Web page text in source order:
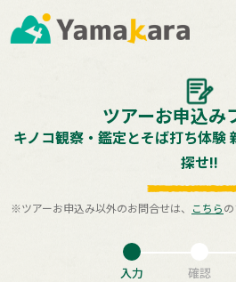
ツアーお申込み
キノコ観察・鑑定とそば打ち体験
探せ!!
※ツアーお申込み以外のお問合せは、 こちら
入力 確認